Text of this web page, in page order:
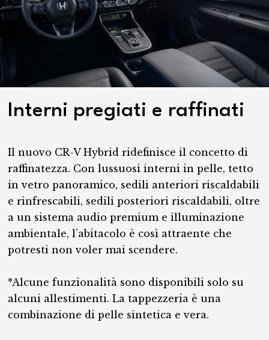
Interni pregiati e raffinati
Il nuovo CR-V Hybrid ridefinisce il concetto di
raffinatezza. Con lussuosi interni in pelle, tetto
in vetro panoramico, sedili anteriori riscaldabili
e rinfrescabili, sedili posteriori riscaldabili, oltre
a un sistema audio premium e illuminazione
ambientale, l’abitacolo è così attraente che
potresti non voler mai scendere.
*Alcune funzionalità sono disponibili solo su
alcuni allestimenti. La tappezzeria è una
combinazione di pelle sintetica e vera.